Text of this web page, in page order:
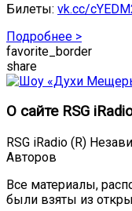
Билеты: vk.cc/
Подробнее >
favorite_border
share
О сайте RSG
RSG iRadio (R)
Авторов
Все материалы,
были взяты из